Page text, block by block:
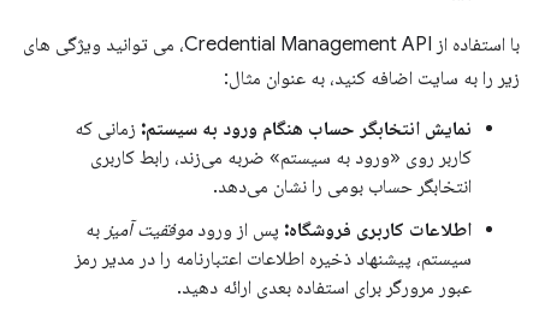
با استفاده از Credential Management API، می توانید ویژگی های
زیر را به سایت اضافه کنید، به عنوان مثال:
نمایش انتخابگر حساب هنگام ورود به سیستم: زمانی که
کاربر روی «ورود به سیستم» ضربه می‌زند، رابط کاربری
انتخابگر حساب بومی را نشان می‌دهد.
اطلاعات کاربری فروشگاه: پس از ورود موفقیت آمیز به
سیستم، پیشنهاد ذخیره اطلاعات اعتبارنامه را در مدیر رمز
عبور مرورگر برای استفاده بعدی ارائه دهید.